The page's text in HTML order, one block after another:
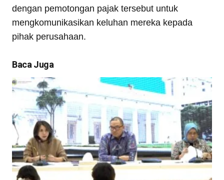
dengan pemotongan pajak tersebut untuk
mengkomunikasikan keluhan mereka kepada
pihak perusahaan.
Baca Juga